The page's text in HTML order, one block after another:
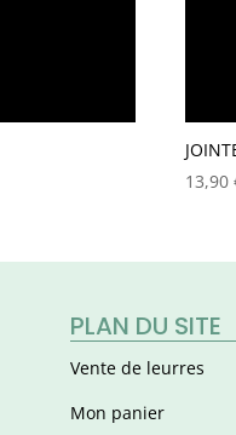
13,90
PLAN DU SITE
Vente de leurres
Mon panier